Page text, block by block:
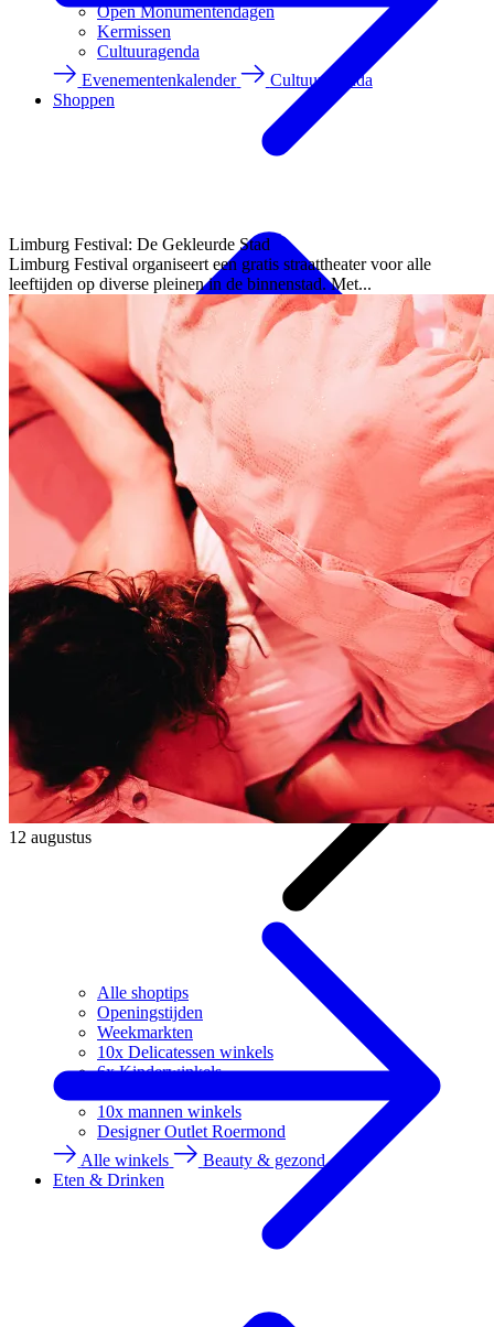
Open Monumentendagen
Kermissen
Cultuuragenda
Evenementenkalender
Cultuuragenda
Shoppen
Alle shoptips
Openingstijden
Weekmarkten
10x Delicatessen winkels
6x Kinderwinkels
10x mannen winkels
Designer Outlet Roermond
Alle winkels
Beauty & gezond
Eten & Drinken
Limburg Festival: De Gekleurde Stad
Limburg Festival organiseert een gratis straattheater voor alle
leeftijden op diverse pleinen in de binnenstad. Met...
12 augustus